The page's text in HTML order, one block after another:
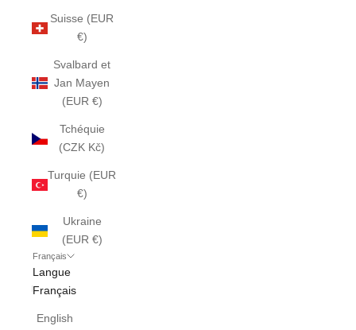
Suisse (EUR
€)
Svalbard et
Jan Mayen
(EUR €)
Tchéquie
(CZK Kč)
Turquie (EUR
€)
Ukraine
(EUR €)
Français
Langue
Français
English